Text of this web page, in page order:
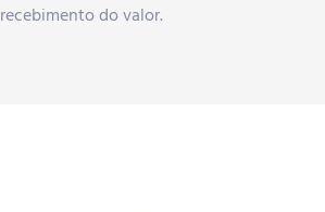
recebimento do valor.